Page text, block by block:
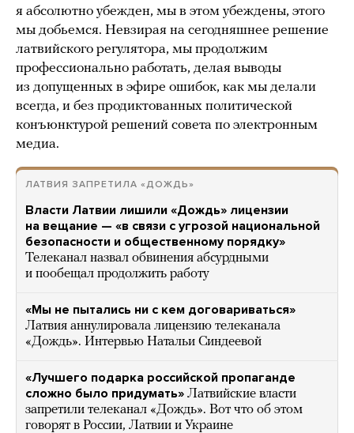
я абсолютно убежден, мы в этом убеждены, этого
мы добьемся. Невзирая на сегодняшнее решение
латвийского регулятора, мы продолжим
профессионально работать, делая выводы
из допущенных в эфире ошибок, как мы делали
всегда, и без продиктованных политической
конъюнктурой решений совета по электронным
медиа.
ЛАТВИЯ ЗАПРЕТИЛА «ДОЖДЬ»
Власти Латвии лишили «Дождь» лицензии
на вещание — «в связи с угрозой национальной
безопасности и общественному порядку»
Телеканал назвал обвинения абсурдными
и пообещал продолжить работу
«Мы не пытались ни с кем договариваться»
Латвия аннулировала лицензию телеканала
«Дождь». Интервью Натальи Синдеевой
«Лучшего подарка российской пропаганде
сложно было придумать» Латвийские власти
запретили телеканал «Дождь». Вот что об этом
говорят в России, Латвии и Украине